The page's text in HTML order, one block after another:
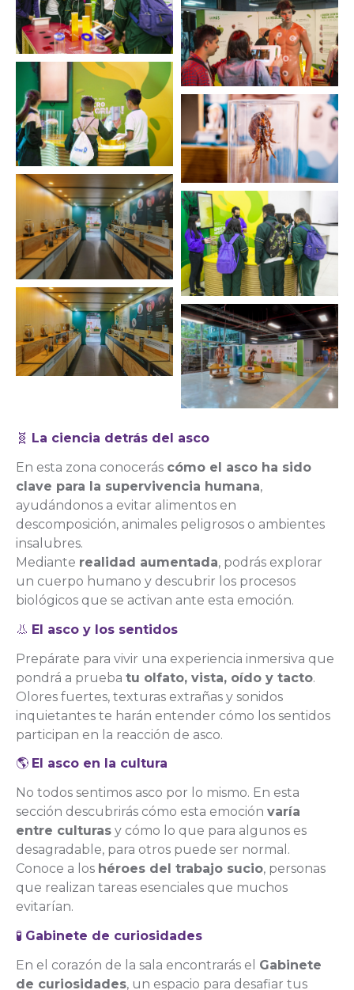
🧬 La ciencia detrás del asco
En esta zona conocerás cómo el asco ha sido
clave para la supervivencia humana,
ayudándonos a evitar alimentos en
descomposición, animales peligrosos o ambientes
insalubres.
Mediante realidad aumentada, podrás explorar
un cuerpo humano y descubrir los procesos
biológicos que se activan ante esta emoción.
👃 El asco y los sentidos
Prepárate para vivir una experiencia inmersiva que
pondrá a prueba tu olfato, vista, oído y tacto.
Olores fuertes, texturas extrañas y sonidos
inquietantes te harán entender cómo los sentidos
participan en la reacción de asco.
🌎 El asco en la cultura
No todos sentimos asco por lo mismo. En esta
sección descubrirás cómo esta emoción varía
entre culturas y cómo lo que para algunos es
desagradable, para otros puede ser normal.
Conoce a los héroes del trabajo sucio, personas
que realizan tareas esenciales que muchos
evitarían.
🧪 Gabinete de curiosidades
En el corazón de la sala encontrarás el Gabinete
de curiosidades, un espacio para desafiar tus